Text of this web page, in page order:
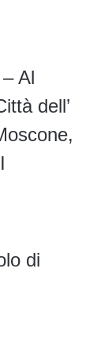
Al
dell’
di